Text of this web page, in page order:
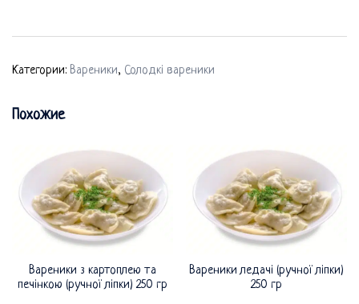
Категории: Вареники, Солодкі вареники
Похожие
Вареники з картоплею та
печінкою (ручної ліпки) 250 гр
Вареники ледачі (ручної ліпки)
250 гр